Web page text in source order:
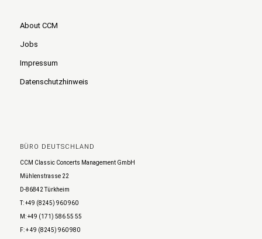
About CCM
Jobs
Impressum
Datenschutzhinweis
BÜRO DEUTSCHLAND
CCM Classic Concerts Management GmbH
Mühlenstrasse 22
D-86842 Türkheim
T: +49 (8245) 960 960
M: +49 (171) 586 55 55
F: + 49 (8245) 960 980